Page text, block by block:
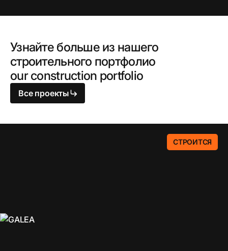
Узнайте больше из нашего
строительного портфолио
our construction portfolio
Все проекты
СТРОИТСЯ